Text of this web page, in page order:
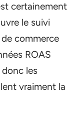
certainement
le suivi
commerce
ROAS
les
vraiment la